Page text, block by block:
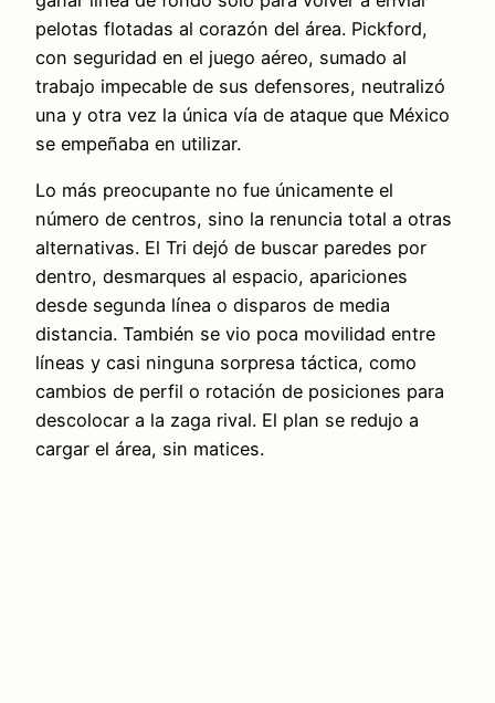
pelotas flotadas al corazón del área. Pickford,
con seguridad en el juego aéreo, sumado al
trabajo impecable de sus defensores, neutralizó
una y otra vez la única vía de ataque que México
se empeñaba en utilizar.
Lo más preocupante no fue únicamente el
número de centros, sino la renuncia total a otras
alternativas. El Tri dejó de buscar paredes por
dentro, desmarques al espacio, apariciones
desde segunda línea o disparos de media
distancia. También se vio poca movilidad entre
líneas y casi ninguna sorpresa táctica, como
cambios de perfil o rotación de posiciones para
descolocar a la zaga rival. El plan se redujo a
cargar el área, sin matices.